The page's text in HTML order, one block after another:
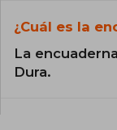
¿Cuál es la
La
Dura.